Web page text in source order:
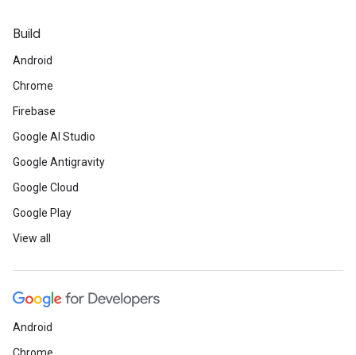
Build
Android
Chrome
Firebase
Google AI Studio
Google Antigravity
Google Cloud
Google Play
View all
Android